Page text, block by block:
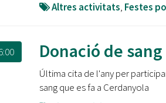
Altres activitats, Festes
Donació de
Última cita de l'any per
sang que es fa a Cerdanyola